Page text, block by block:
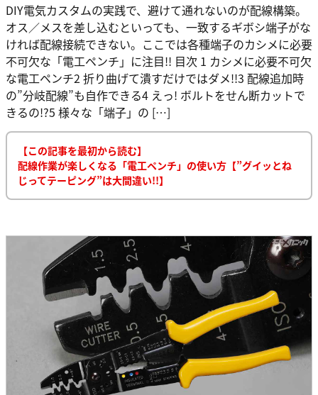
DIY電気カスタムの実践で、避けて通れないのが配線構築。
オス／メスを差し込むといっても、一致するギボシ端子がな
ければ配線接続できない。ここでは各種端子のカシメに必要
不可欠な「電工ペンチ」に注目!! 目次 1 カシメに必要不可欠
な電工ペンチ2 折り曲げて潰すだけではダメ!!3 配線追加時
の”分岐配線”も自作できる4 えっ! ボルトをせん断カットで
きるの!?5 様々な「端子」の […]
【この記事を最初から読む】
配線作業が楽しくなる「電工ペンチ」の使い方【”グイッとね
じってテーピング”は大間違い!!】